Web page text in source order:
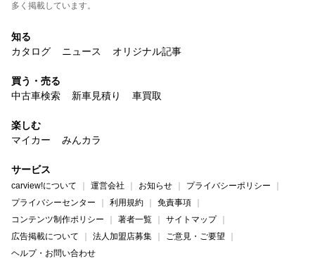
多く掲載しています。
知る
カタログ
ニュース オリジナル記事
買う・売る
中古車検索
新車見積り 車買取
楽しむ
マイカー
みんカラ
サービス
carview!について 運営会社 お知らせ
プライバシーポリシー
プライバシーセンター
利用規約
免責事項
コンテンツ制作ポリシー
著者一覧
サイトマップ
広告掲載について
法人加盟店募集
ご意見・ご要望
ヘルプ・お問い合わせ